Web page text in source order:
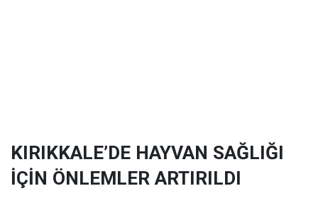
KIRIKKALE’DE HAYVAN SAĞLIĞI
İÇİN ÖNLEMLER ARTIRILDI